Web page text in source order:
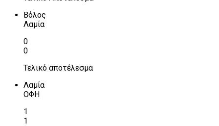
Βόλος
Λαμία
0
0
Τελικό αποτέλεσμα
Λαμία
ΟΦΗ
1
1